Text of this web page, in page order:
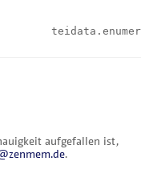
aufgefallen ist,
.